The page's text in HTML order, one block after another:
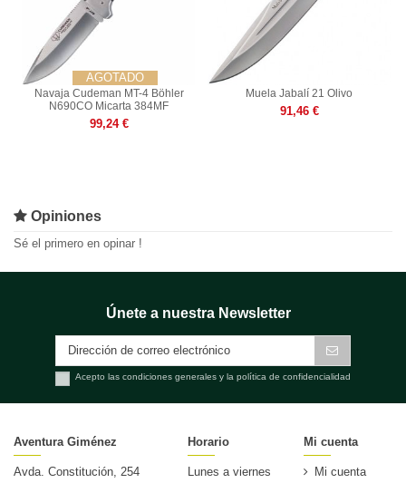
AGOTADO
Navaja Cudeman MT-4 Böhler
N690CO Micarta 384MF
99,24 €
Muela Jabalí 21 Olivo
91,46 €
Opiniones
Sé el primero en opinar !
Únete a nuestra Newsletter
Acepto las condiciones generales y la política de confidencialidad
Aventura Giménez
Avda. Constitución, 254
Horario
Lunes a viernes
Mi cuenta
Mi cuenta